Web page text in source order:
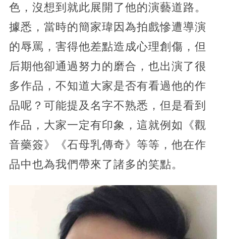
色，沒想到就此展開了他的演藝道路。
據悉，當時的簡家瑋因為拍戲慘遭導演
的辱罵，害得他差點造成心理創傷，但
后期他卻通過努力的磨合，也出演了很
多作品，不知道大家是否有看過他的作
品呢？可能提及名字不熟悉，但是看到
作品，大家一定有印象，這就例如《觀
音藥簽》《石母乳傳奇》等等，他在作
品中也為我們帶來了諸多的笑點。